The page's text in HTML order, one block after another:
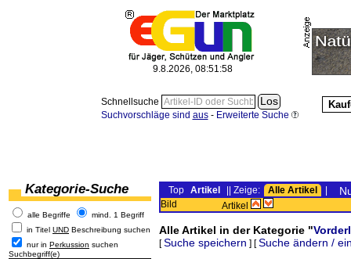
9.8.2026, 08:51:58
Schnellsuche
Suchvorschläge sind aus- Erweiterte Suche
Kategorie-Suche
alle Begriffe
mind. 1 Begriff
in Titel UND Beschreibung suchen
nur in Perkussion suchen
Suchbegriff(e)
Top Artikel || Zeige: Alle Artikel
Bild Artikel
Alle Artikel in der Kategorie "
[Suche speichern ] [Suche ändern /